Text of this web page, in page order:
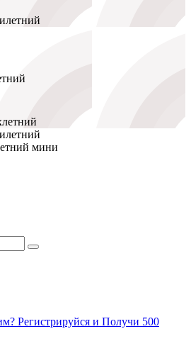
мини
Регистрируйся и Получи 500